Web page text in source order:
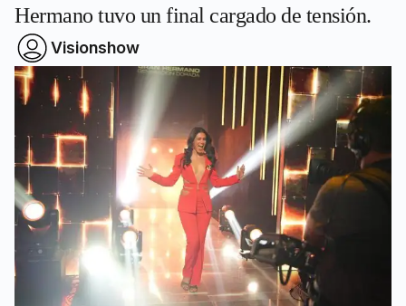
Hermano tuvo un final cargado de tensión.
Visionshow